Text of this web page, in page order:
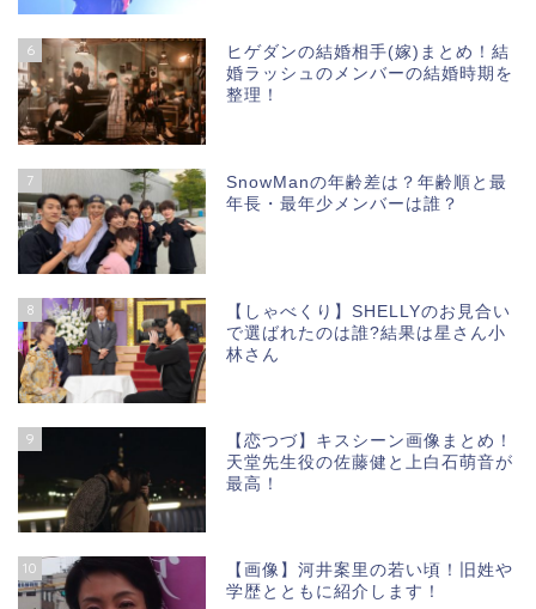
6
ヒゲダンの結婚相手(嫁)まとめ！結
婚ラッシュのメンバーの結婚時期を
整理！
7
SnowManの年齢差は？年齢順と最
年長・最年少メンバーは誰？
8
【しゃべくり】SHELLYのお見合い
で選ばれたのは誰?結果は星さん小
林さん
9
【恋つづ】キスシーン画像まとめ！
天堂先生役の佐藤健と上白石萌音が
最高！
10
【画像】河井案里の若い頃！旧姓や
学歴とともに紹介します！